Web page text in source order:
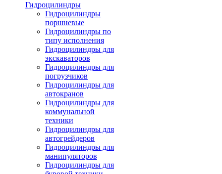
Гидроцилиндры
Гидроцилиндры
поршневые
Гидроцилиндры по
типу исполнения
Гидроцилиндры для
экскаваторов
Гидроцилиндры для
погрузчиков
Гидроцилиндры для
автокранов
Гидроцилиндры для
коммунальной
техники
Гидроцилиндры для
автогрейдеров
Гидроцилиндры для
манипуляторов
Гидроцилиндры для